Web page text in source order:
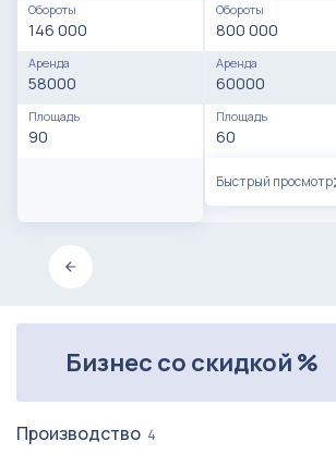
Обороты
146 000
Аренда
58000
Площадь
90
Обороты
800 000
Аренда
60000
Площадь
60
Быстрый просмотр
Бизнес со скидкой %
Производство 4